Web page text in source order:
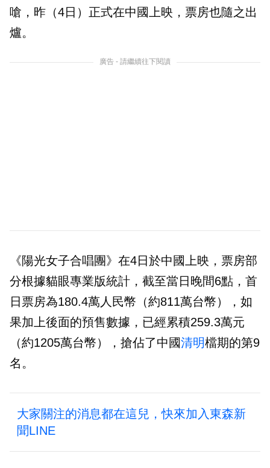
嗆，昨（4日）正式在中國上映，票房也隨之出
爐。
廣告 - 請繼續往下閱讀
《陽光女子合唱團》在4日於中國上映，票房部
分根據貓眼專業版統計，截至當日晚間6點，首
日票房為180.4萬人民幣（約811萬台幣），如
果加上後面的預售數據，已經累積259.3萬元
（約1205萬台幣），搶佔了中國清明檔期的第9
名。
大家關注的消息都在這兒，快來加入東森新
聞LINE